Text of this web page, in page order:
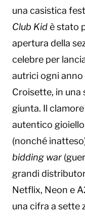
una casistica
Club Kidè stato
apertura della
celebre per
autrici ogni anno
Croisette, in
giunta. Il
autentico
(nonché
bidding war
grandi
Netflix, Neon e
una cifra a sette